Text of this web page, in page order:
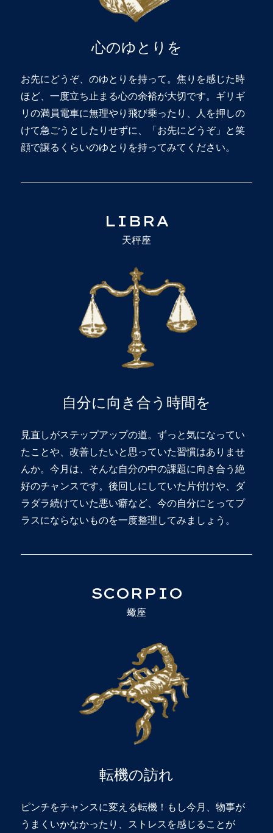
心のゆとりを
お先にどうぞ、のゆとりを持って。焦りを感じた時
ほど、一度立ち止まる心の余裕が大切です。ギリギ
リの満員電車に無理やり飛び乗ったり、人を押しの
けて急ごうとしたりせずに、「お先にどうぞ」と笑
顔で譲るくらいのゆとりを持ってみてください。
LIBRA
天秤座
自分に向き合う時間を
見直しがステップアップの道。ずっと気になってい
たことや、改善したいと思っていた習慣はありませ
んか。今月は、そんな自分の中の課題に向き合う絶
好のチャンスです。後回しにしていた片付けや、ダ
ラダラ続けていた悪い癖など、今の自分にとってプ
ラスにならないものを一度整理してみましょう。
SCORPIO
蠍座
転機の訪れ
ピンチをチャンスに変える転機！もし今月、物事が
うまくいかなかったり、ストレスを感じることが